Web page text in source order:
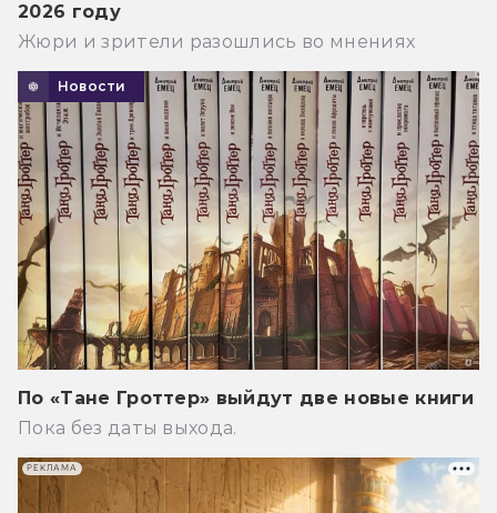
2026 году
Жюри и зрители разошлись во мнениях
Новости
По «Тане Гроттер» выйдут две новые книги
Пока без даты выхода.
РЕКЛАМА